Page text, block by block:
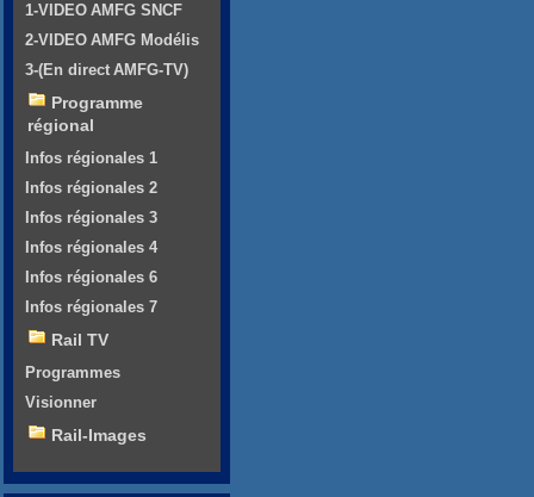
1-VIDEO AMFG SNCF
2-VIDEO AMFG Modélis
3-(En direct AMFG-TV)
Programme
régional
Infos régionales 1
Infos régionales 2
Infos régionales 3
Infos régionales 4
Infos régionales 6
Infos régionales 7
Rail TV
Programmes
Visionner
Rail-Images